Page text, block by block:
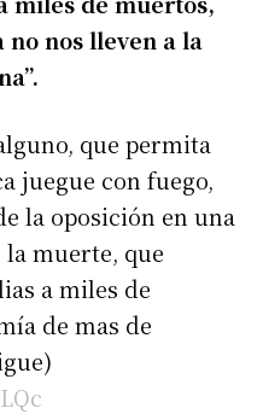
nos lleven a la
que permita
juegue con fuego,
la oposición en una
la muerte, que
a miles de
de mas de